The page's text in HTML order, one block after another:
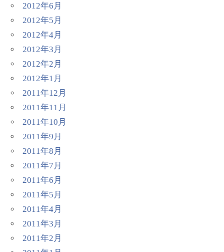
2012年6月
2012年5月
2012年4月
2012年3月
2012年2月
2012年1月
2011年12月
2011年11月
2011年10月
2011年9月
2011年8月
2011年7月
2011年6月
2011年5月
2011年4月
2011年3月
2011年2月